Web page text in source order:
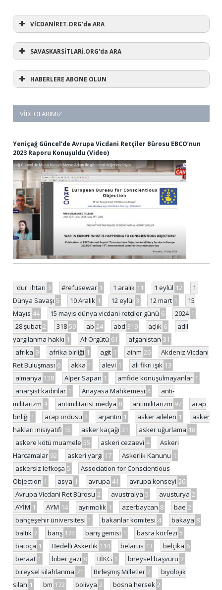
VİCDANİRET.ORG'da ARA
SAVASKARSİTLARİ.ORG'da ARA
HABERLERE ABONE OLUN
VIDEOLARIMIZ
Yeniçağ Güncel’de Avrupa Vicdani Retçiler Bürosu EBCO’nun
2023 Raporu Konuşuldu (Video)
'dur' ihtarı 3 #refusewar 1 1 aralık 11 1 eylül 12
1.
Dünya Savaşı 5 10 Aralık 1 12 eylül 3 12 mart 1
15
Mayıs 44 15 mayıs dünya vicdani retçiler günü 6 2024 1
28 şubat 2 318 59 ab 24 abd 319 açlık 6
adil
yargılanma hakkı 1 Af Örgütü 61 afganistan 31
afrika 9 afrika birliği 1 agit 1 aihm 26
Akdeniz Vicdani
Ret Buluşması 6 akka 1 alevi 1 ali fikri ışık 13
almanya 128 Alper Sapan 1 amfide konuşulmayanlar 1
anarşist kadınlar 1 Anayasa Mahkemesi 4
anti-
militarizm 4 antimilitarist medya 8 antimilitarizm 97
arap
birliği 1 arap ordusu 2 arjantin 1 asker aileleri 1
asker
hakları inisiyatifi 15 asker kaçağı 31 asker uğurlama 18
askere kötü muamele 55 askeri cezaevi 4
Askeri
Harcamalar 92 askeri yargı 17 Askerlik Kanunu 1
askersiz lefkoşa 5
Association for Conscientious
Objection 1 asya 1 avrupa 41 avrupa konseyi 26
Avrupa Vicdani Ret Bürosu 2 avustralya 5 avusturya 2
AYİM 1 AYM 14 ayrımcılık 1 azerbaycan 8 bae 2
bahçeşehir üniversitesi 1 bakanlar komitesi 4 bakaya 8
baltık 7 barış 174 barış gemisi 1 basra körfezi 5
batoça 1 Bedelli Askerlik 114 belarus 13 belçika 6
beraat 1 biber gazı 8 BİKG 1 bireysel başvuru 2
bireysel silahlanma 71 Birleşmiş Milletler 2
biyolojik
silah 1 bm 172 bolivya 2 bosna hersek 2